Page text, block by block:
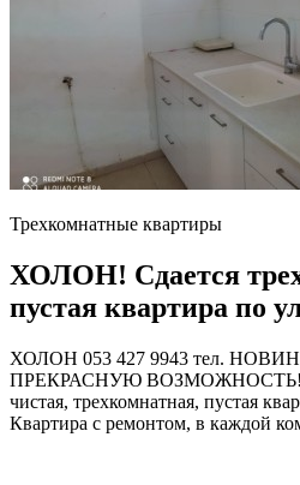
Трехкомнатные квартиры
ХОЛОН! Сдается
пустая квартира по
ХОЛОН 053 427 9943 тел.
ПРЕКРАСНУЮ ВОЗМОЖНОСТЬ!
чистая, трехкомнатная, пустая
Квартира с ремонтом, в каждой